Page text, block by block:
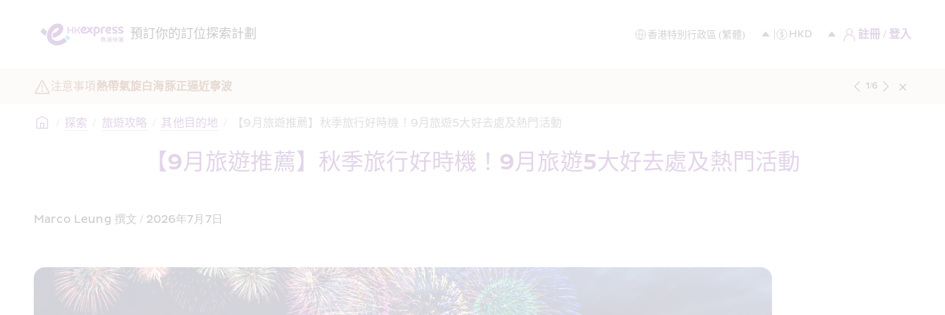
預訂你的訂位探索計劃 註冊 / 登入
注意事項熱帶氣旋白海豚正逼近寧波 1/6
/ 探索 / 旅遊攻略 / 其他目的地 / 【9月旅遊推薦】秋季旅行好時機！9月旅遊5大好去處及熱門活動
【9月旅遊推薦】秋季旅行好時機！9月旅遊5大好去處及熱門活動
Marco Leung 撰文 / 2026年7月7日